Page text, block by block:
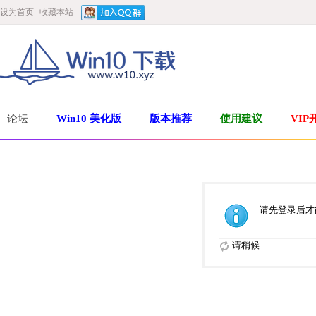
设为首页 收藏本站
论坛 Win10 美化版 版本推荐 使用建议 VIP
请先登录后
请稍候...